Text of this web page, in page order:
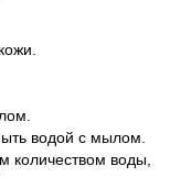
водой с мылом.
количеством воды,